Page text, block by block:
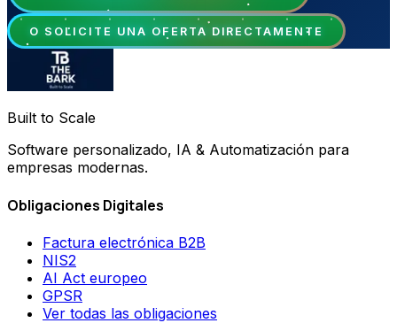
O SOLICITE UNA OFERTA DIRECTAMENTE
Built to Scale
Software personalizado, IA & Automatización para
empresas modernas.
Obligaciones Digitales
Factura electrónica B2B
NIS2
AI Act europeo
GPSR
Ver todas las obligaciones